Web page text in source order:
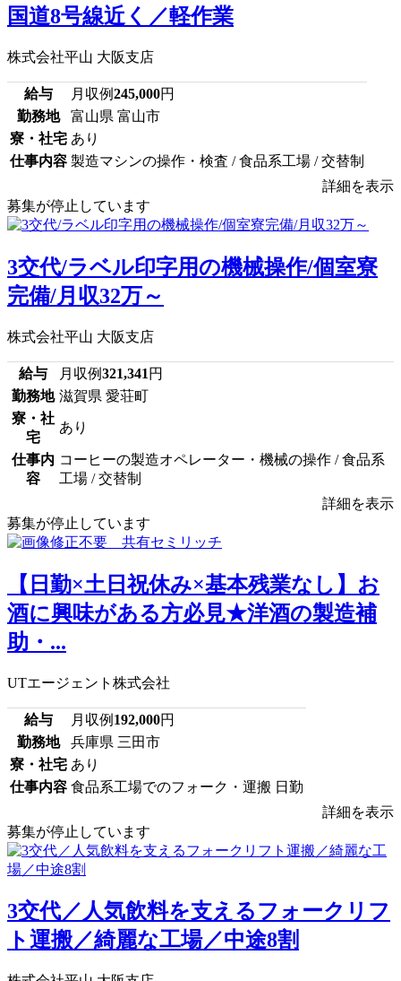
国道8号線近く／軽作業
株式会社平山 大阪支店
給与 月収例245,000円
勤務地
富山県 富山市
寮・社宅 あり
仕事内容 製造マシンの操作・検査 / 食品系工場 / 交替制
詳細を表示
募集が停止しています
3交代/ラベル印字用の機械操作/個室寮
完備/月収32万～
株式会社平山 大阪支店
給与 月収例321,341 円
勤務地 滋賀県 愛荘町
寮・社
宅
あり
仕事内
容
コーヒーの製造オペレーター・機械の操作 / 食品系
工場 / 交替制
詳細を表示
募集が停止しています
【日勤×土日祝休み×基本残業なし】お
酒に興味がある方必見★洋酒の製造補
助・...
UTエージェント株式会社
給与 月収例 192,000円
勤務地
兵庫県 三田市
寮・社宅 あり
仕事内容 食品系工場でのフォーク・運搬 日勤
詳細を表示
募集が停止しています
3交代／人気飲料を支えるフォークリフ
ト運搬／綺麗な工場／中途8割